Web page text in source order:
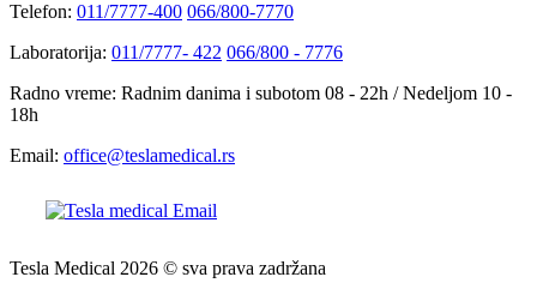
Telefon: 011/7777-400 066/800-7770
Laboratorija: 011/7777- 422 066/800 - 7776
Radno vreme: Radnim danima i subotom 08 - 22h / Nedeljom 10 -
18h
Email: office@teslamedical.rs
Tesla Medical 2026 © sva prava zadržana